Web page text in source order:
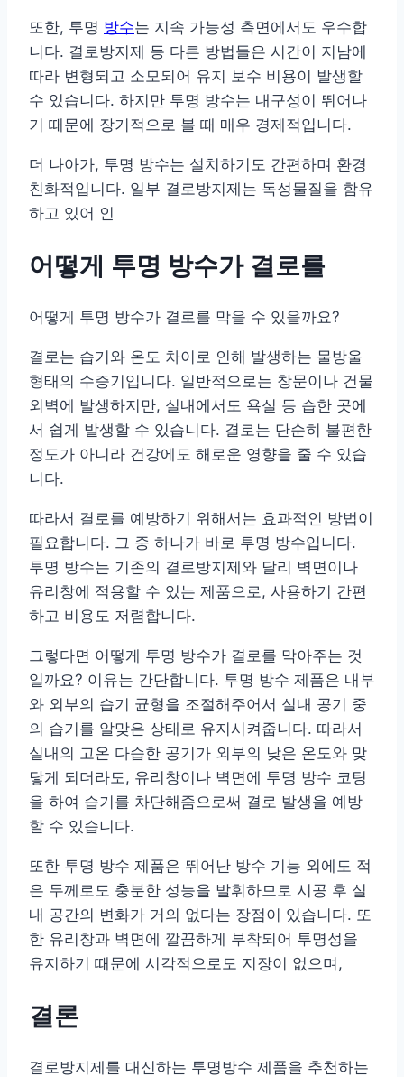
또한, 투명 방수는 지속 가능성 측면에서도 우수합
니다. 결로방지제 등 다른 방법들은 시간이 지남에
따라 변형되고 소모되어 유지 보수 비용이 발생할
수 있습니다. 하지만 투명 방수는 내구성이 뛰어나
기 때문에 장기적으로 볼 때 매우 경제적입니다.
더 나아가, 투명 방수는 설치하기도 간편하며 환경
친화적입니다. 일부 결로방지제는 독성물질을 함유
하고 있어 인
어떻게 투명 방수가 결로를
어떻게 투명 방수가 결로를 막을 수 있을까요?
결로는 습기와 온도 차이로 인해 발생하는 물방울
형태의 수증기입니다. 일반적으로는 창문이나 건물
외벽에 발생하지만, 실내에서도 욕실 등 습한 곳에
서 쉽게 발생할 수 있습니다. 결로는 단순히 불편한
정도가 아니라 건강에도 해로운 영향을 줄 수 있습
니다.
따라서 결로를 예방하기 위해서는 효과적인 방법이
필요합니다. 그 중 하나가 바로 투명 방수입니다.
투명 방수는 기존의 결로방지제와 달리 벽면이나
유리창에 적용할 수 있는 제품으로, 사용하기 간편
하고 비용도 저렴합니다.
그렇다면 어떻게 투명 방수가 결로를 막아주는 것
일까요? 이유는 간단합니다. 투명 방수 제품은 내부
와 외부의 습기 균형을 조절해주어서 실내 공기 중
의 습기를 알맞은 상태로 유지시켜줍니다. 따라서
실내의 고온 다습한 공기가 외부의 낮은 온도와 맞
닿게 되더라도, 유리창이나 벽면에 투명 방수 코팅
을 하여 습기를 차단해줌으로써 결로 발생을 예방
할 수 있습니다.
또한 투명 방수 제품은 뛰어난 방수 기능 외에도 적
은 두께로도 충분한 성능을 발휘하므로 시공 후 실
내 공간의 변화가 거의 없다는 장점이 있습니다. 또
한 유리창과 벽면에 깔끔하게 부착되어 투명성을
유지하기 때문에 시각적으로도 지장이 없으며,
결론
결로방지제를 대신하는 투명방수 제품을 추천하는